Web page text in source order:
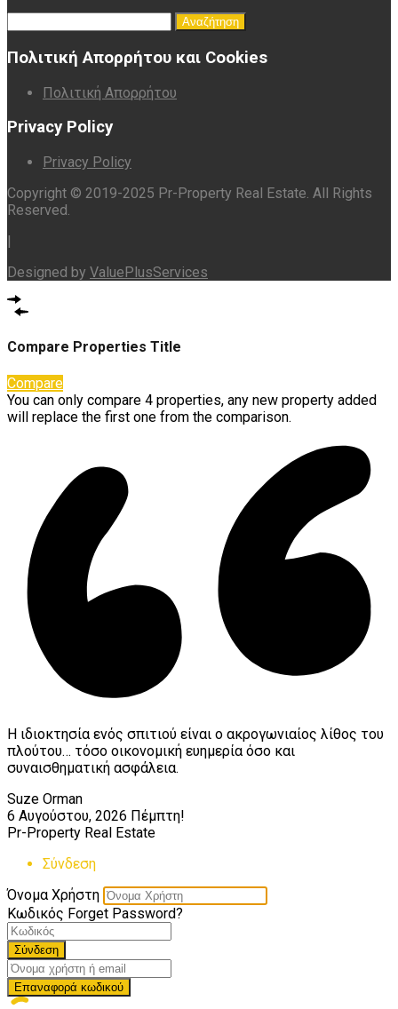
Πολιτική Απορρήτου και Cookies
Πολιτική Απορρήτου
Privacy Policy
Privacy Policy
Copyright © 2019-2025 Pr-Property Real Estate. All Rights
Reserved.
Designed by ValuePlusServices
Compare Properties Title
Compare
You can only compare 4 properties, any new property added
will replace the first one from the comparison.
Η ιδιοκτησία ενός σπιτιού είναι ο ακρογωνιαίος λίθος του
πλούτου… τόσο οικονομική ευημερία όσο και
συναισθηματική ασφάλεια.
Suze Orman
6 Αυγούστου, 2026 Πέμπτη!
Pr-Property Real Estate
Σύνδεση
Όνομα Χρήστη
Κωδικός Forget Password?
Σύνδεση
Επαναφορά κωδικού